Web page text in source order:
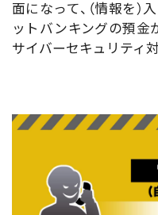
面になって、（情報を
ットバンキングの預金
サイバーセキュリティ